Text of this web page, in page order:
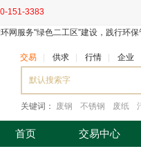
151-3383
交易 供求 行情 企业
关键词： 废钢 不锈钢 废纸
首页 交易中心